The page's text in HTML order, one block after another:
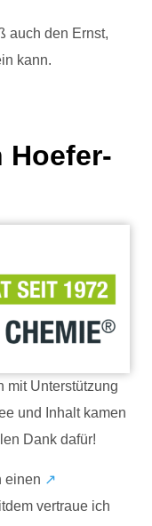
auch den Ernst,
kann.
Hoefer-
mit Unterstützung
und Inhalt kamen
Dank dafür!
einen ↗
vertraue ich